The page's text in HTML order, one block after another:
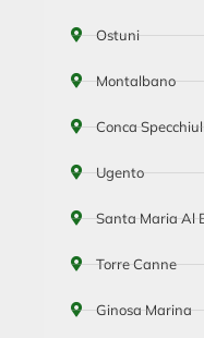
Ostuni
Montalbano
Conca
Ugento
Santa Maria Al
Torre Canne
Ginosa Marina